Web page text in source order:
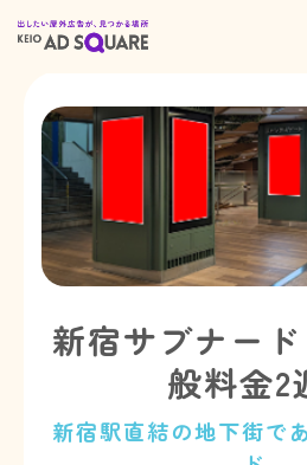
新宿サブナー
般料金2
新宿駅直結の地下街で